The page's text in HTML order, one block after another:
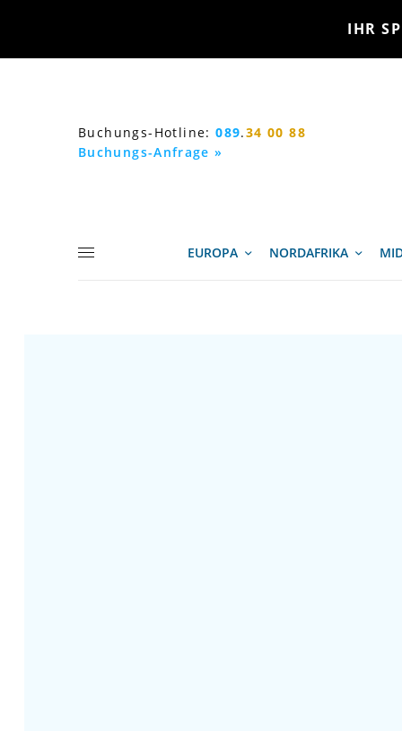
IHR
Buchungs-Hotline:089.34 00 88
Buchungs-Anfrage »
EUROPA NORDAFRIKA